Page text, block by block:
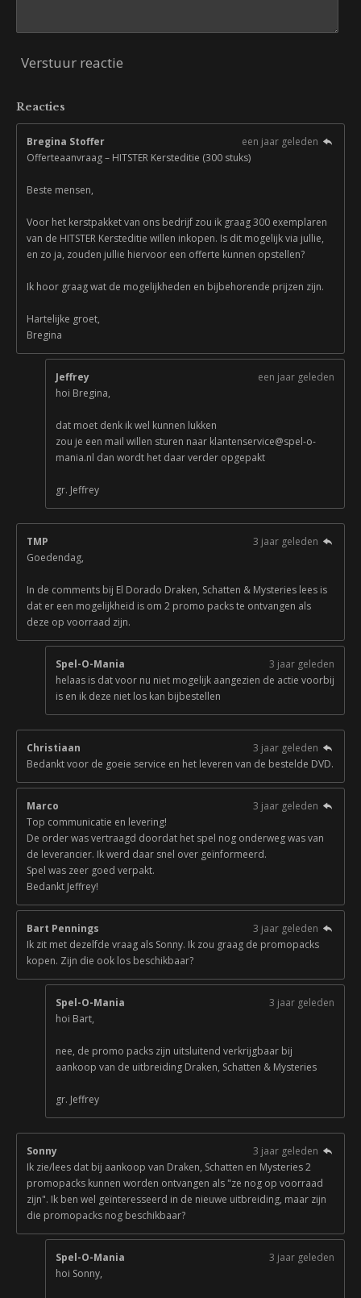
Verstuur reactie
Reacties
Bregina Stoffer
een jaar geleden
Offerteaanvraag – HITSTER Kersteditie (300 stuks)
Beste mensen,
Voor het kerstpakket van ons bedrijf zou ik graag 300 exemplaren
van de HITSTER Kersteditie willen inkopen. Is dit mogelijk via jullie,
en zo ja, zouden jullie hiervoor een offerte kunnen opstellen?
Ik hoor graag wat de mogelijkheden en bijbehorende prijzen zijn.
Hartelijke groet,
Bregina
Jeffrey
een jaar geleden
hoi Bregina,
dat moet denk ik wel kunnen lukken
zou je een mail willen sturen naar klantenservice@spel-o-
mania.nl dan wordt het daar verder opgepakt
gr. Jeffrey
TMP
3 jaar geleden
Goedendag,
In de comments bij El Dorado Draken, Schatten & Mysteries lees is
dat er een mogelijkheid is om 2 promo packs te ontvangen als
deze op voorraad zijn.
Spel-O-Mania
3 jaar geleden
helaas is dat voor nu niet mogelijk aangezien de actie voorbij
is en ik deze niet los kan bijbestellen
Christiaan
3 jaar geleden
Bedankt voor de goeie service en het leveren van de bestelde DVD.
Marco
3 jaar geleden
Top communicatie en levering!
De order was vertraagd doordat het spel nog onderweg was van
de leverancier. Ik werd daar snel over geïnformeerd.
Spel was zeer goed verpakt.
Bedankt Jeffrey!
Bart Pennings
3 jaar geleden
Ik zit met dezelfde vraag als Sonny. Ik zou graag de promopacks
kopen. Zijn die ook los beschikbaar?
Spel-O-Mania
3 jaar geleden
hoi Bart,
nee, de promo packs zijn uitsluitend verkrijgbaar bij
aankoop van de uitbreiding Draken, Schatten & Mysteries
gr. Jeffrey
Sonny
3 jaar geleden
Ik zie/lees dat bij aankoop van Draken, Schatten en Mysteries 2
promopacks kunnen worden ontvangen als "ze nog op voorraad
zijn". Ik ben wel geïnteresseerd in de nieuwe uitbreiding, maar zijn
die promopacks nog beschikbaar?
Spel-O-Mania
3 jaar geleden
hoi Sonny,